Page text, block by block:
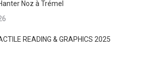
Noz à Trémel
READING & GRAPHICS 2025